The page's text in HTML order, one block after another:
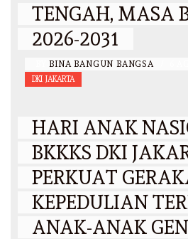
TENGAH, MASA
2026-2031
BINA BANGUN BANGSA
DKI JAKARTA
HARI ANAK
BKKKS DKI
PERKUAT
KEPEDULIAN
ANAK-ANAK